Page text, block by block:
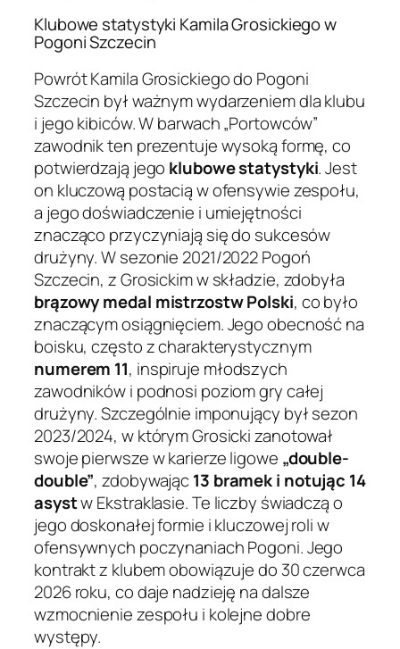
Klubowe statystyki Kamila Grosickiego w
Pogoni Szczecin
Powrót Kamila Grosickiego do Pogoni
Szczecin był ważnym wydarzeniem dla klubu
i jego kibiców. W barwach „Portowców”
zawodnik ten prezentuje wysoką formę, co
potwierdzają jego klubowe statystyki. Jest
on kluczową postacią w ofensywie zespołu,
a jego doświadczenie i umiejętności
znacząco przyczyniają się do sukcesów
drużyny. W sezonie 2021/2022 Pogoń
Szczecin, z Grosickim w składzie, zdobyła
brązowy medal mistrzostw Polski, co było
znaczącym osiągnięciem. Jego obecność na
boisku, często z charakterystycznym
numerem 11, inspiruje młodszych
zawodników i podnosi poziom gry całej
drużyny. Szczególnie imponujący był sezon
2023/2024, w którym Grosicki zanotował
swoje pierwsze w karierze ligowe „double-
double”, zdobywając13 bramek i notując 14
asystw Ekstraklasie. Te liczby świadczą o
jego doskonałej formie i kluczowej roli w
ofensywnych poczynaniach Pogoni. Jego
kontrakt z klubem obowiązuje do 30 czerwca
2026 roku, co daje nadzieję na dalsze
wzmocnienie zespołu i kolejne dobre
występy.